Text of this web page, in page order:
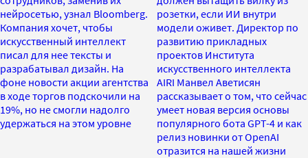
нейросетью, узнал Bloomberg.
Компания хочет, чтобы
искусственный интеллект
писал для нее тексты и
разрабатывал дизайн. На
фоне новости акции агентства
в ходе торгов подскочили на
19%, но не смогли надолго
удержаться на этом уровне
розетки, если ИИ внутри
модели оживет. Директор по
развитию прикладных
проектов Института
искусственного интеллекта
AIRI Манвел Аветисян
рассказывает о том, что сейчас
умеет новая версия основы
популярного бота GPT-4 и как
релиз новинки от OpenAI
отразится на нашей жизни